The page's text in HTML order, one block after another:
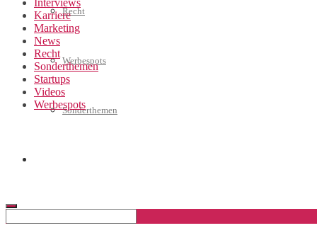
Recht
Werbespots
Sonderthemen
Interviews
Karriere
Marketing
News
Recht
Sonderthemen
Startups
Videos
Werbespots